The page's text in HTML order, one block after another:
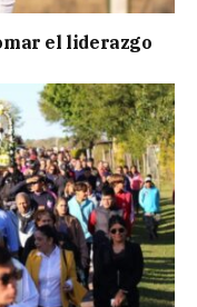
el liderazgo